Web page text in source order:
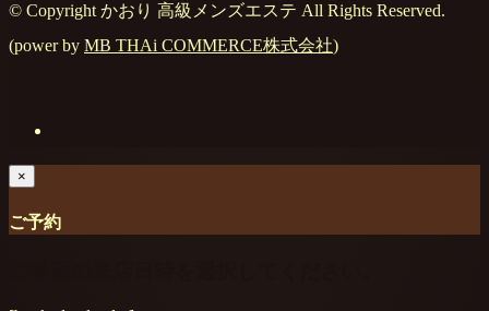
© Copyright かおり 高級メンズエステ All Rights Reserved.
(power by MB THAi COMMERCE株式会社)
×
ご予約